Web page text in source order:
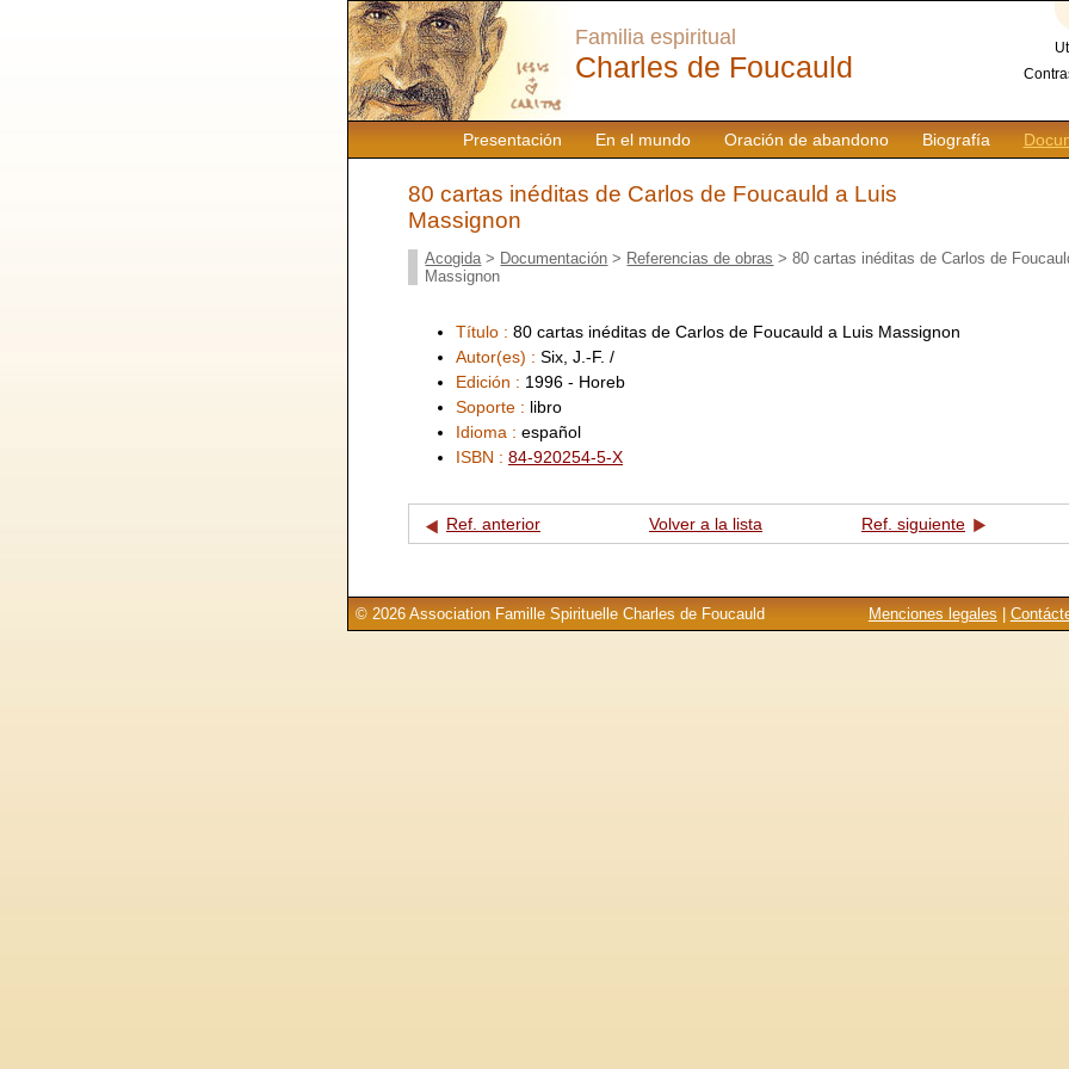
Presentación En el mundo Oración de abandono Biografía
Familia espiritual
Charles de Foucauld
80 cartas inéditas de Carlos de Foucauld a Luis
Massignon
Acogida > Documentación > Referencias de obras > 80 cartas inéditas de Carlos de
Massignon
Título : 80 cartas inéditas de Carlos de Foucauld a Luis Massignon
Autor(es) : Six, J.-F. /
Edición : 1996 - Horeb
Soporte : libro
Idioma : español
ISBN : 84-920254-5-X
Ref. anterior Volver a la lista Ref. siguiente
Menciones legales
© 2026 Association Famille Spirituelle Charles de Foucauld